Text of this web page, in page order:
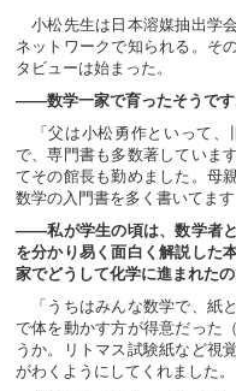
小松先生は日本溶媒抽出学
ネットワークで知られる。そ
タビューは始まった。
——数学一家で育ったそうで
「父は小松勇作といって、
で、専門書も多数著していま
てその館長も勤めました。母
数学の入門書を多く書いてま
——私が学生の頃は、数学者
を分かり易く面白く解説した
家でどうして化学に進まれた
「うちはみんな数学で、紙
で体を動かす方が得意だった
うか。リトマス試験紙など視
がわくようにしてくれました。